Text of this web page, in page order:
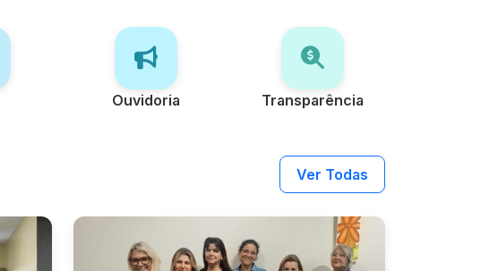
Ouvidoria Transparência
Ver Todas